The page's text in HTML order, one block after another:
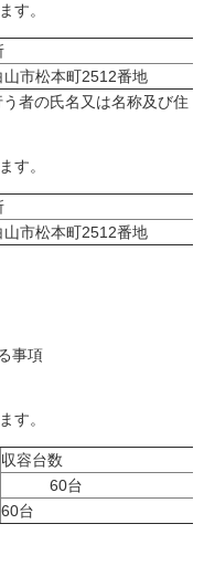
す。
山市松本町2512番地
者の氏名又は名称及び住
す。
山市松本町2512番地
事項
す。
収容台数
60台
60台